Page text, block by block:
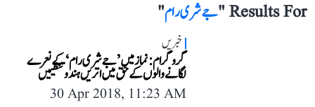
Results For " جے شری رام"
خبریں
گروگرام: نماز میں’جے شری رام‘ کے نعرے
لگانے والوں کے حق میں اتریں ہندو تنظیمیں
30 Apr 2018, 11:23 AM